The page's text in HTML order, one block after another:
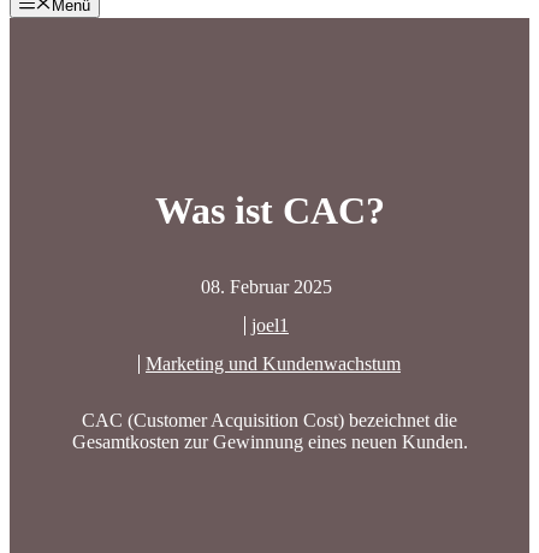
Menü
Was ist CAC?
08. Februar 2025
joel1
Marketing und Kundenwachstum
CAC (Customer Acquisition Cost) bezeichnet die
Gesamtkosten zur Gewinnung eines neuen Kunden.